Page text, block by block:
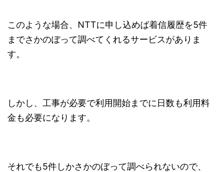
このような場合、NTTに申し込めば着信履歴を5件
までさかのぼって調べてくれるサービスがありま
す。
しかし、工事が必要で利用開始までに日数も利用料
金も必要になります。
それでも5件しかさかのぼって調べられないので、